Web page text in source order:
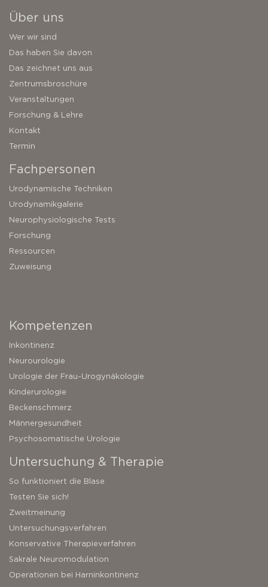
Über uns
Wer wir sind
Das haben Sie davon
Das zeichnet uns aus
Zentrumsbroschüre
Veranstaltungen
Forschung & Lehre
Kontakt
Termin
Fachpersonen
Urodynamische Techniken
Urodynamikgalerie
Neurophysiologische Tests
Forschung
Ressourcen
Zuweisung
Kompetenzen
Inkontinenz
Neurourologie
Urologie der Frau-Urogynäkologie
Kinderurologie
Beckenschmerz
Männergesundheit
Psychosomatische Urologie
Untersuchung & Therapie
So funktioniert die Blase
Testen Sie sich!
Zweitmeinung
Untersuchungsverfahren
Konservative Therapieverfahren
Sakrale Neuromodulation
Operationen bei Harninkontinenz